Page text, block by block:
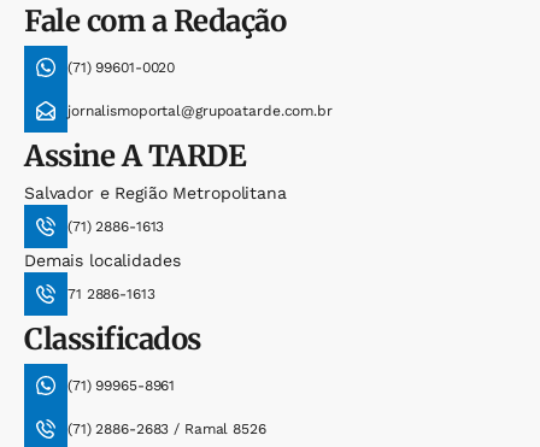
Fale com a Redação
(71) 99601-0020
jornalismoportal@grupoatarde.com.br
AssineA TARDE
Salvador e Região Metropolitana
(71) 2886-1613
Demais localidades
71 2886-1613
Classificados
(71) 99965-8961
(71) 2886-2683 / Ramal 8526